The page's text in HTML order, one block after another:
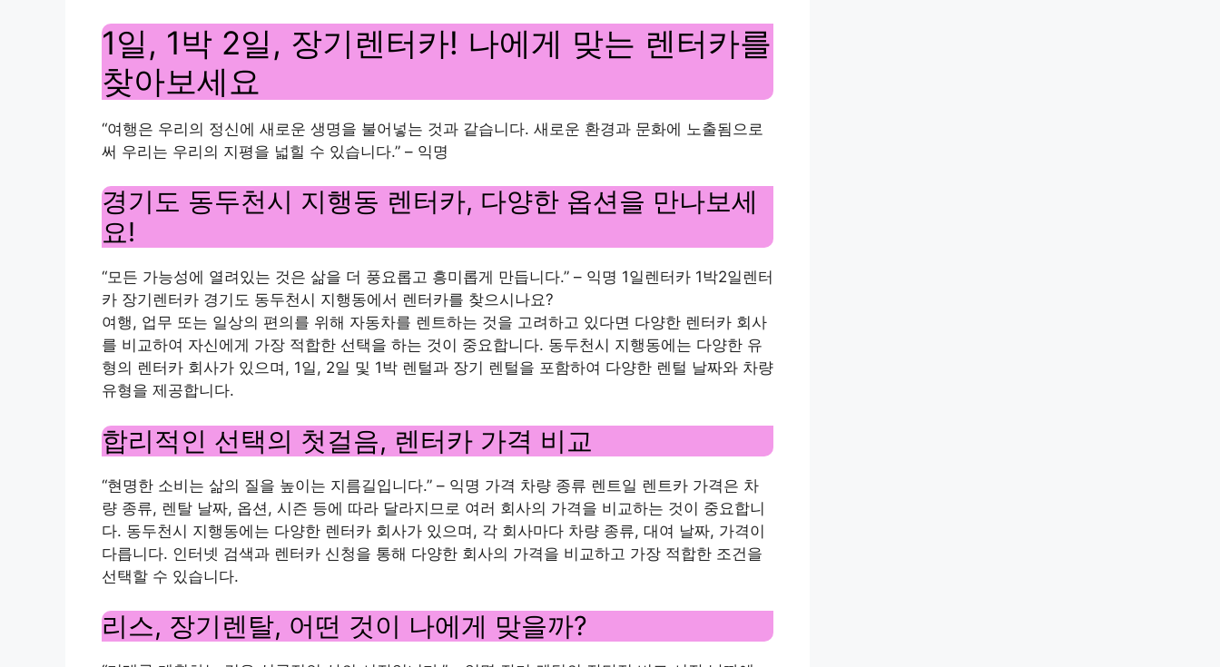
1일, 1박 2일, 장기렌터카! 나에게 맞는 렌터카를
찾아보세요
“여행은 우리의 정신에 새로운 생명을 불어넣는 것과 같습니다. 새로운 환경과 문화에 노출됨으로
써 우리는 우리의 지평을 넓힐 수 있습니다.” – 익명
경기도 동두천시 지행동 렌터카, 다양한 옵션을 만나보세
요!
“모든 가능성에 열려있는 것은 삶을 더 풍요롭고 흥미롭게 만듭니다.” – 익명 1일렌터카 1박2일렌터
카 장기렌터카 경기도 동두천시 지행동에서 렌터카를 찾으시나요?
여행, 업무 또는 일상의 편의를 위해 자동차를 렌트하는 것을 고려하고 있다면 다양한 렌터카 회사
를 비교하여 자신에게 가장 적합한 선택을 하는 것이 중요합니다. 동두천시 지행동에는 다양한 유
형의 렌터카 회사가 있으며, 1일, 2일 및 1박 렌털과 장기 렌털을 포함하여 다양한 렌털 날짜와 차량
유형을 제공합니다.
합리적인 선택의 첫걸음, 렌터카 가격 비교
“현명한 소비는 삶의 질을 높이는 지름길입니다.” – 익명 가격 차량 종류 렌트일 렌트카 가격은 차
량 종류, 렌탈 날짜, 옵션, 시즌 등에 따라 달라지므로 여러 회사의 가격을 비교하는 것이 중요합니
다. 동두천시 지행동에는 다양한 렌터카 회사가 있으며, 각 회사마다 차량 종류, 대여 날짜, 가격이
다릅니다. 인터넷 검색과 렌터카 신청을 통해 다양한 회사의 가격을 비교하고 가장 적합한 조건을
선택할 수 있습니다.
리스, 장기렌탈, 어떤 것이 나에게 맞을까?